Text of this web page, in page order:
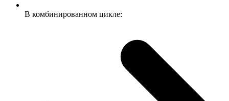
В комбинированном цикле: